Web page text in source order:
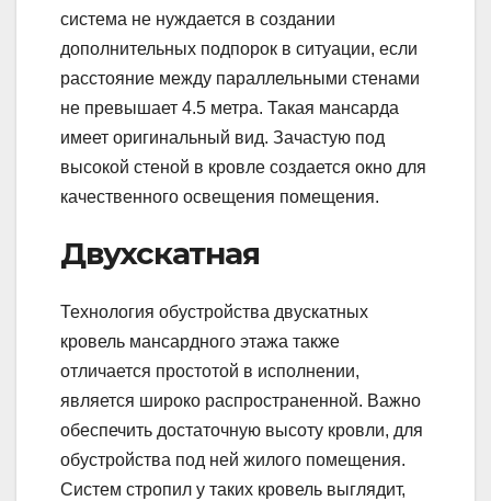
система не нуждается в создании
дополнительных подпорок в ситуации, если
расстояние между параллельными стенами
не превышает 4.5 метра. Такая мансарда
имеет оригинальный вид. Зачастую под
высокой стеной в кровле создается окно для
качественного освещения помещения.
Двухскатная
Технология обустройства двускатных
кровель мансардного этажа также
отличается простотой в исполнении,
является широко распространенной. Важно
обеспечить достаточную высоту кровли, для
обустройства под ней жилого помещения.
Систем стропил у таких кровель выглядит,